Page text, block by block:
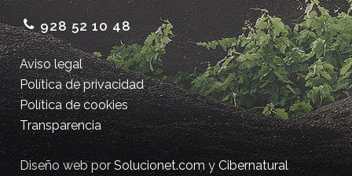
928 52 10 48
Aviso legal
Política de privacidad
Política de cookies
Transparencia
Diseño web porSolucionet.comyCibernatural